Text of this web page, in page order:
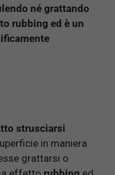
né grattando
rubbing ed è un
strusciarsi
in maniera
grattarsi o